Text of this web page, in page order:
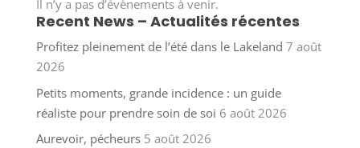
Il n’y a pas d’évènements à venir.
Recent News – Actualités récentes
Profitez pleinement de l’été dans le Lakeland 7 août
2026
Petits moments, grande incidence : un guide
réaliste pour prendre soin de soi 6 août 2026
Aurevoir, pécheurs 5 août 2026